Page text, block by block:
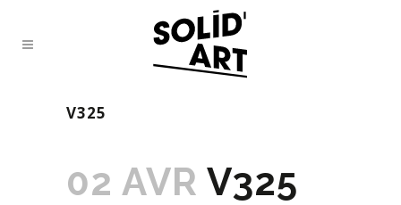
V325
02 AVR V325